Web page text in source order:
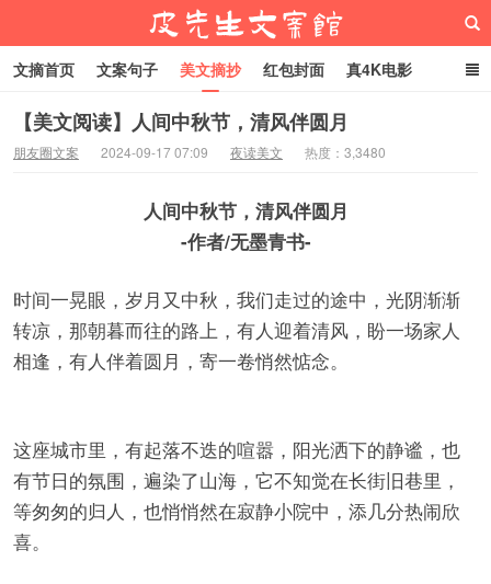
文摘首页 文案句子 美文摘抄 红包封面 真4K电影
网络热梗 恋爱家庭 微信头像
【美文阅读】人间中秋节，清风伴圆月
朋友圈文案 2024-09-17 07:09 夜读美文 热度：3,3480
人间中秋节，清风伴圆月‍‍‍‍‍‍‍‍‍‍‍‍‍‍‍‍‍‍‍‍‍‍‍‍‍‍‍‍‍‍‍‍‍‍‍‍‍‍‍‍‍‍‍‍‍‍‍‍‍‍‍‍‍‍‍‍‍‍‍‍‍‍‍‍‍‍‍‍‍‍‍‍‍‍‍‍‍‍‍‍‍‍‍‍‍‍‍‍‍‍‍‍‍‍‍‍‍‍‍‍‍‍‍‍‍‍‍‍‍‍‍‍‍‍‍‍‍‍‍‍‍‍‍‍‍‍‍‍‍‍‍‍‍‍‍‍‍‍‍‍‍‍‍‍‍‍‍‍‍‍‍‍‍‍‍‍‍‍‍
-作者/无墨青书-
时间一晃眼，岁月又中秋，我们走过的途中，光阴渐渐
转凉，那朝暮而往的路上，有人迎着清风，盼一场家人
相逢，有人伴着圆月，寄一卷悄然惦念。
这座城市里，有起落不迭的喧嚣，阳光洒下的静谧，也
有节日的氛围，遍染了山海，它不知觉在长街旧巷里，
等匆匆的归人，也悄悄然在寂静小院中，添几分热闹欣
喜。